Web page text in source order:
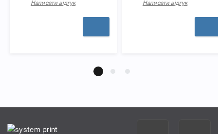
Написати відгук Написати відгук